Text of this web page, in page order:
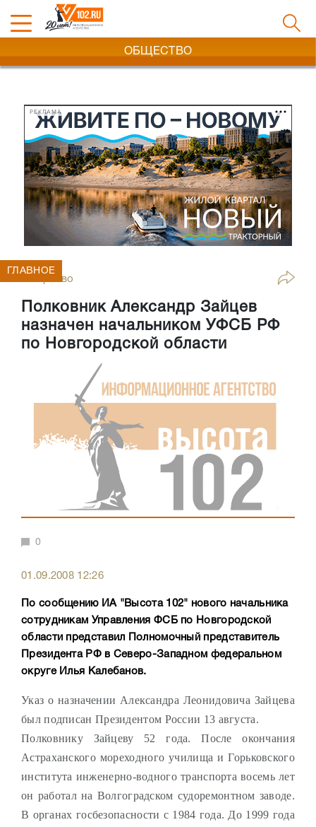
ОБЩЕСТВО
РЕКЛАМА
Общество
Полковник Александр Зайцев
назначен начальником УФСБ РФ
по Новгородской области
ГЛАВНОЕ
0
01.09.2008 12:26
По сообщению ИА "Высота 102" нового начальника
сотрудникам Управления ФСБ по Новгородской
области представил Полномочный представитель
Президента РФ в Северо-Западном федеральном
округе Илья Калебанов.
Указ о назначении Александра Леонидовича Зайцева
был подписан Президентом России 13 августа.
Полковнику Зайцеву 52 года. После окончания
Астраханского мореходного училища и Горьковского
института инженерно-водного транспорта восемь лет
он работал на Волгоградском судоремонтном заводе.
В органах госбезопасности с 1984 года. До 1999 года